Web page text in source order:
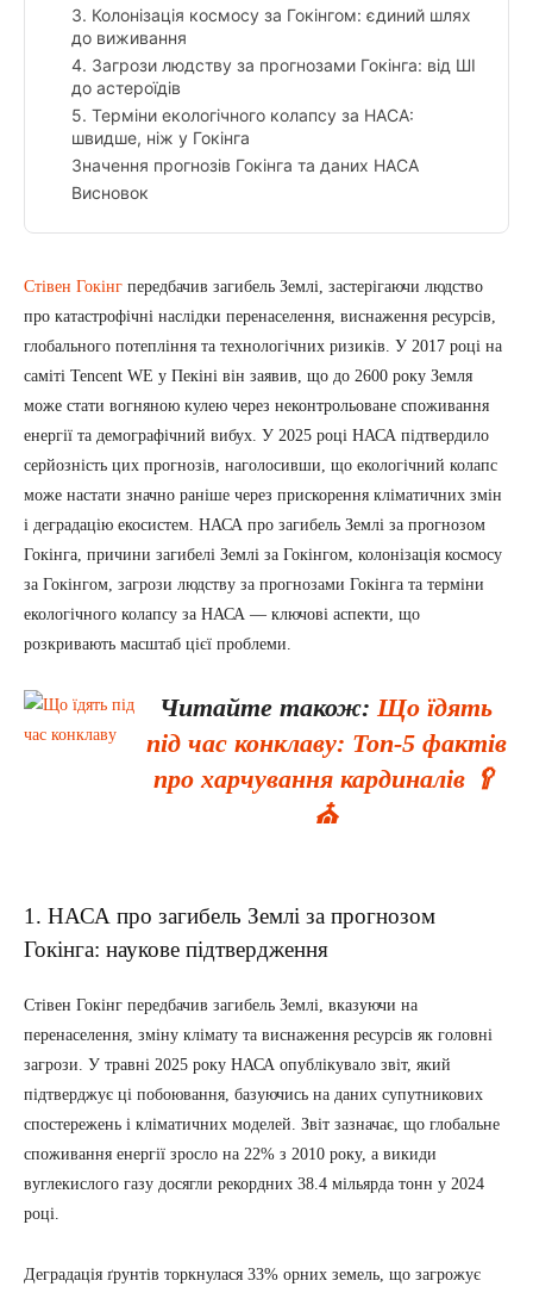
3. Колонізація космосу за Гокінгом: єдиний шлях
до виживання
4. Загрози людству за прогнозами Гокінга: від ШІ
до астероїдів
5. Терміни екологічного колапсу за НАСА:
швидше, ніж у Гокінга
Значення прогнозів Гокінга та даних НАСА
Висновок
Стівен Гокінг передбачив загибель Землі, застерігаючи людство
про катастрофічні наслідки перенаселення, виснаження ресурсів,
глобального потепління та технологічних ризиків. У 2017 році на
саміті Tencent WE у Пекіні він заявив, що до 2600 року Земля
може стати вогняною кулею через неконтрольоване споживання
енергії та демографічний вибух. У 2025 році НАСА підтвердило
серйозність цих прогнозів, наголосивши, що екологічний колапс
може настати значно раніше через прискорення кліматичних змін
і деградацію екосистем. НАСА про загибель Землі за прогнозом
Гокінга, причини загибелі Землі за Гокінгом, колонізація космосу
за Гокінгом, загрози людству за прогнозами Гокінга та терміни
екологічного колапсу за НАСА — ключові аспекти, що
розкривають масштаб цієї проблеми.
Читайте також: Що їдять
під час конклаву: Топ-5 фактів
про харчування кардиналів 🥄
⛪
1. НАСА про загибель Землі за прогнозом
Гокінга: наукове підтвердження
Стівен Гокінг передбачив загибель Землі, вказуючи на
перенаселення, зміну клімату та виснаження ресурсів як головні
загрози. У травні 2025 року НАСА опублікувало звіт, який
підтверджує ці побоювання, базуючись на даних супутникових
спостережень і кліматичних моделей. Звіт зазначає, що глобальне
споживання енергії зросло на 22% з 2010 року, а викиди
вуглекислого газу досягли рекордних 38.4 мільярда тонн у 2024
році.
Деградація ґрунтів торкнулася 33% орних земель, що загрожує